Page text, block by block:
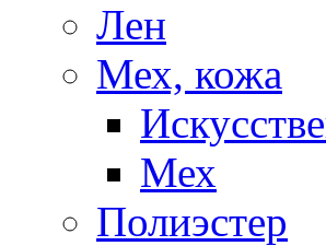
Лен
Мех, кожа
Мех
Полиэстер